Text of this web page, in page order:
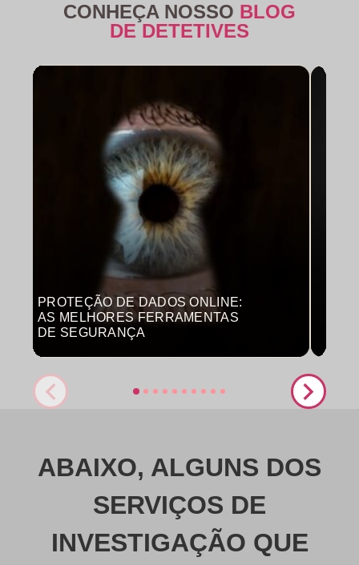
CONHEÇA NOSSO BLOG
DE DETETIVES
PROTEÇÃO DE DADOS ONLINE:
AS MELHORES FERRAMENTAS
DE SEGURANÇA
ABAIXO, ALGUNS DOS
SERVIÇOS DE
INVESTIGAÇÃO QUE